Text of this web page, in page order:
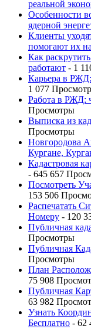
реальной
Особенности
ядерной
Клиенты
помогают их
Как
работают - 1
Карьера в РЖД:
1 077
Работа в РЖД:
Просмотры
Выписка из
Просмотры
Новгородова
Кургане,
Кадастровая
- 645 657
Посмотреть
153 506
Распечатать
Номеру - 120
Публичная
Просмотры
Публичная
Просмотры
План
75 908
Публичная
63 982
Узнать
Бесплатно - 62